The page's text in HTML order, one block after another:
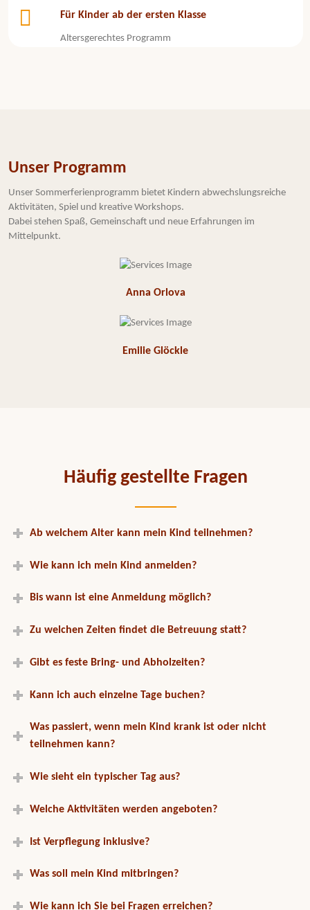
Für Kinder ab der ersten Klasse
Altersgerechtes Programm
Unser Programm
Unser Sommerferienprogramm bietet Kindern abwechslungsreiche
Aktivitäten, Spiel und kreative Workshops.
Dabei stehen Spaß, Gemeinschaft und neue Erfahrungen im
Mittelpunkt.
Anna Orlova
Emilie Glöckle
Häufig gestellte Fragen
Ab welchem Alter kann mein Kind teilnehmen?
Wie kann ich mein Kind anmelden?
Bis wann ist eine Anmeldung möglich?
Zu welchen Zeiten findet die Betreuung statt?
Gibt es feste Bring- und Abholzeiten?
Kann ich auch einzelne Tage buchen?
Was passiert, wenn mein Kind krank ist oder nicht
teilnehmen kann?
Wie sieht ein typischer Tag aus?
Welche Aktivitäten werden angeboten?
Ist Verpflegung inklusive?
Was soll mein Kind mitbringen?
Wie kann ich Sie bei Fragen erreichen?